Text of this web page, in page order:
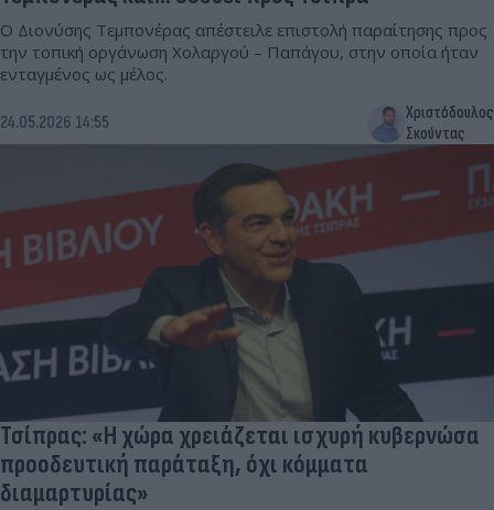
Ο Διονύσης Τεμπονέρας απέστειλε επιστολή παραίτησης προς
την τοπική οργάνωση Χολαργού – Παπάγου, στην οποία ήταν
ενταγμένος ως μέλος.
24.05.2026 14:55
Χριστόδουλος
Σκούντας
Τσίπρας: «H χώρα χρειάζεται ισχυρή κυβερνώσα
προοδευτική παράταξη, όχι κόμματα
διαμαρτυρίας»